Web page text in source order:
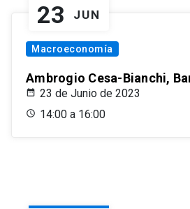
23 JUN
Macroeconomía
Ambrogio Cesa-Bianchi,
23 de Junio de 2023
14:00 a 16:00